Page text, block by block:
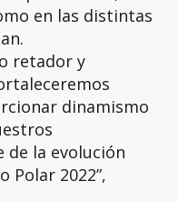
en las distintas
retador y
dinamismo
de la evolución
Polar 2022”,